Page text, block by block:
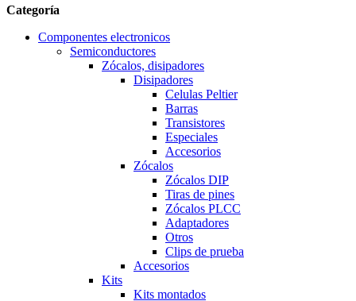
Categoría
Componentes electronicos
Semiconductores
Zócalos, disipadores
Disipadores
Celulas Peltier
Barras
Transistores
Especiales
Accesorios
Zócalos
Zócalos DIP
Tiras de pines
Zócalos PLCC
Adaptadores
Otros
Clips de prueba
Accesorios
Kits
Kits montados